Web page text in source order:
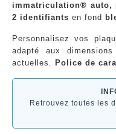
immatriculation® auto,
2 identifiants en fond
Personnalisez vos
adapté aux
actuelles. Police de
Retrouvez toutes les